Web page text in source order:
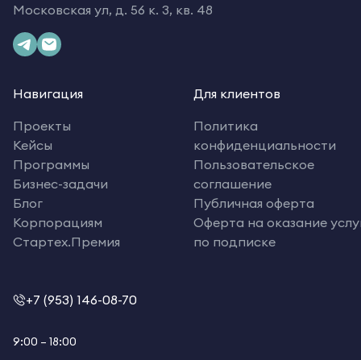
Московская ул, д. 56 к. 3, кв. 48
Навигация
Проекты
Кейсы
Программы
Бизнес-задачи
Блог
Корпорациям
Стартех.Премия
Для клиентов
Политика
конфиденциальности
Пользовательское
соглашение
Публичная оферта
Оферта на оказание
по подписке
+7 (953) 146-08-70
9:00 – 18:00